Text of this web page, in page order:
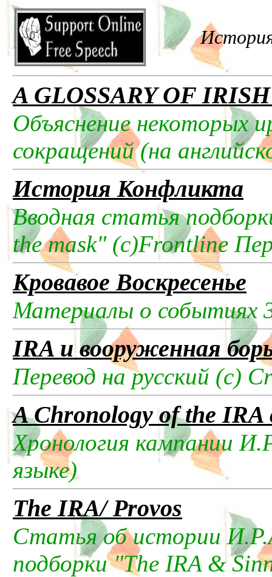
A GLOSSARY OF
Объяснение некоторых
сокращений (на
История Конфликта
Вводная статья
the mask" (c)Frontline
Кровавое Воскресенье
Материалы о событиях
IRA и вооруженная
Перевод на русский (c)
A Chronology of the
Хронология кампании
языке)
The IRA/ Provos
Статья об истории
подборки "The IRA &